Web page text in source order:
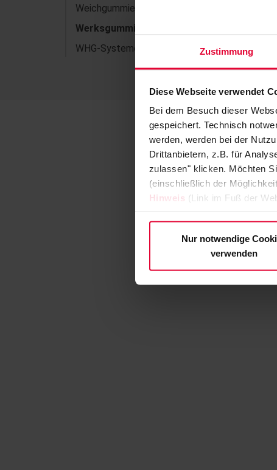
Zustimmung
Diese Webseite verwendet
Bei dem Besuch dieser
gespeichert. Technisch
werden, werden bei der
Drittanbietern, z.B. für
zulassen" klicken. Möchten
(einschließlich der
Hinweis (Link im Fuß der
Nur notwendige
verwenden
Weichgummierungen
Werksgummierungen
WHG-Systeme